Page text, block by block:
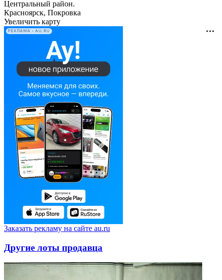
Центральный район.
Красноярск, Покровка
Увеличить карту
РЕКЛАМА • AU.RU
Заказать рекламу на сайте au.ru
Другие лоты продавца